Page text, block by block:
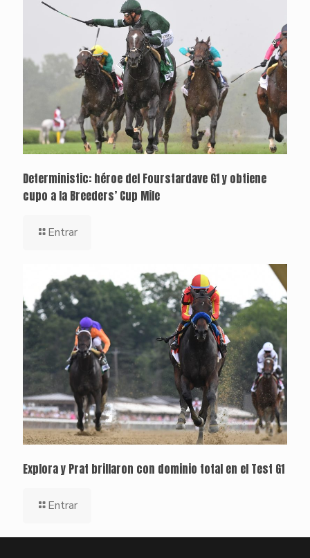
Deterministic: héroe del Fourstardave G1 y obtiene
cupo a la Breeders’ Cup Mile
Entrar
Explora y Prat brillaron con dominio total en el Test G1
Entrar